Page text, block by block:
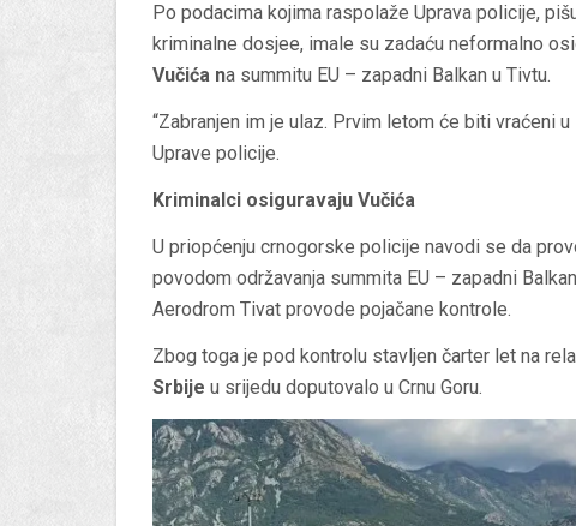
Po podacima kojima raspolaže Uprava policije,
kriminalne dosjee, imale su zadaću neformalno
Vučića na summitu EU – zapadni Balkan u Tivtu.
“Zabranjen im je ulaz. Prvim letom će biti vraćeni
Uprave policije.
Kriminalci osiguravaju Vučića
U priopćenju crnogorske policije navodi se da
povodom održavanja summita EU – zapadni
Aerodrom Tivat provode pojačane kontrole.
Zbog toga je pod kontrolu stavljen čarter let na
Srbije u srijedu doputovalo u Crnu Goru.